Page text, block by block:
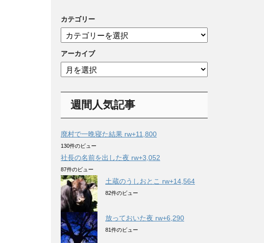
カテゴリー
テ
ゴ
リ
ー
アーカイブ
ア
ー
週間人気記事
廃村で一晩寝た結果 rw+11,800
130件のビュー
社長の名前を出した夜 rw+3,052
87件のビュー
土蔵のうしおとこ rw+14,564
82件のビュー
放っておいた夜 rw+6,290
81件のビュー